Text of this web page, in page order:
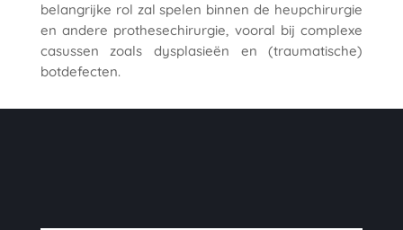
belangrijke rol zal spelen binnen de heupchirurgie
en andere prothesechirurgie, vooral bij complexe
casussen zoals dysplasieën en (traumatische)
botdefecten.